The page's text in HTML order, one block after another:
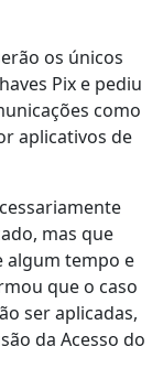
os únicos
Pix e pediu
como
aplicativos de
mas que
algum tempo e
que o caso
ser aplicadas,
da Acesso do